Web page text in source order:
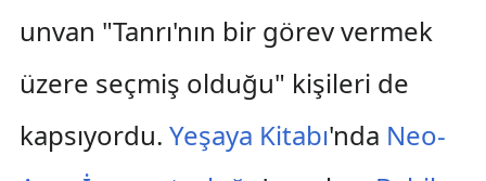
unvan "Tanrı'nın bir görev vermek
üzere seçmiş olduğu" kişileri de
kapsıyordu. Yeşaya Kitabı'nda Neo-